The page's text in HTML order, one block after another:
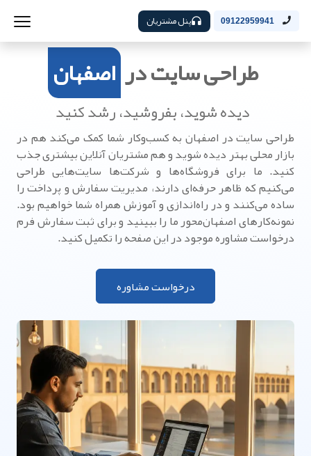
09122959941 پنل مشتریان
طراحی سایت در اصفهان
دیده شوید، بفروشید، رشد کنید
طراحی سایت در اصفهان به کسب‌وکار شما کمک می‌کند هم در
بازار محلی بهتر دیده شوید و هم مشتریان آنلاین بیشتری جذب
کنید. ما برای فروشگاه‌ها و شرکت‌ها سایت‌هایی طراحی
می‌کنیم که ظاهر حرفه‌ای دارند، مدیریت سفارش و پرداخت را
ساده می‌کنند و در راه‌اندازی و آموزش همراه شما خواهیم بود.
نمونه‌کارهای اصفهان‌محور ما را ببینید و برای ثبت سفارش فرم
درخواست مشاوره موجود در این صفحه را تکمیل کنید.
درخواست مشاوره